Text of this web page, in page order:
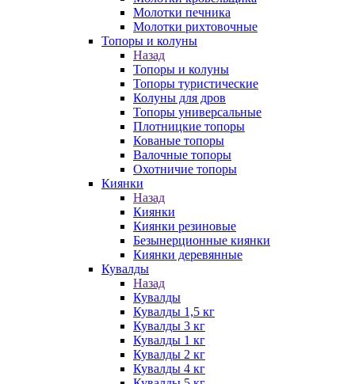
Молотки печника
Молотки рихтовочные
Топоры и колуны
Назад
Топоры и колуны
Топоры туристические
Колуны для дров
Топоры универсальные
Плотницкие топоры
Кованые топоры
Валочные топоры
Охотничие топоры
Киянки
Назад
Киянки
Киянки резиновые
Безынерционные киянки
Киянки деревянные
Кувалды
Назад
Кувалды
Кувалды 1,5 кг
Кувалды 3 кг
Кувалды 1 кг
Кувалды 2 кг
Кувалды 4 кг